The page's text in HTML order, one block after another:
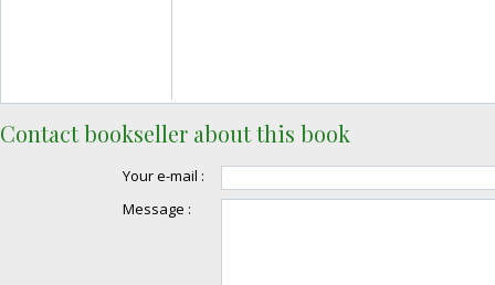
Contact bookseller about this book
Your e-mail :
Message :